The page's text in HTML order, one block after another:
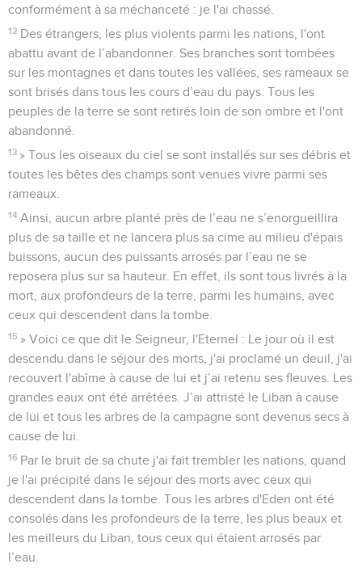
conformément à sa méchanceté : je l'ai chassé.
12 Des étrangers, les plus violents parmi les nations, l'ont
abattu avant de l’abandonner. Ses branches sont tombées
sur les montagnes et dans toutes les vallées, ses rameaux se
sont brisés dans tous les cours d’eau du pays. Tous les
peuples de la terre se sont retirés loin de son ombre et l'ont
abandonné.
13 » Tous les oiseaux du ciel se sont installés sur ses débris et
toutes les bêtes des champs sont venues vivre parmi ses
rameaux.
14 Ainsi, aucun arbre planté près de l’eau ne s’enorgueillira
plus de sa taille et ne lancera plus sa cime au milieu d'épais
buissons, aucun des puissants arrosés par l’eau ne se
reposera plus sur sa hauteur. En effet, ils sont tous livrés à la
mort, aux profondeurs de la terre, parmi les humains, avec
ceux qui descendent dans la tombe.
15 » Voici ce que dit le Seigneur, l'Eternel : Le jour où il est
descendu dans le séjour des morts, j'ai proclamé un deuil, j'ai
recouvert l'abîme à cause de lui et j’ai retenu ses fleuves. Les
grandes eaux ont été arrêtées. J’ai attristé le Liban à cause
de lui et tous les arbres de la campagne sont devenus secs à
cause de lui.
16 Par le bruit de sa chute j'ai fait trembler les nations, quand
je l'ai précipité dans le séjour des morts avec ceux qui
descendent dans la tombe. Tous les arbres d'Eden ont été
consolés dans les profondeurs de la terre, les plus beaux et
les meilleurs du Liban, tous ceux qui étaient arrosés par
l’eau.